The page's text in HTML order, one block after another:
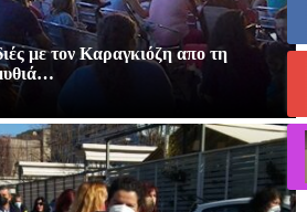
με τον Καραγκιόζη απο τη